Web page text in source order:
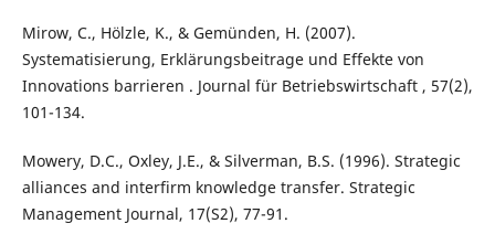
Mirow, C., Hölzle, K., & Gemünden, H. (2007).
Systematisierung, Erklärungsbeitrage und Effekte von
Innovations barrieren . Journal für Betriebswirtschaft , 57(2),
101-134.
Mowery, D.C., Oxley, J.E., & Silverman, B.S. (1996). Strategic
alliances and interfirm knowledge transfer. Strategic
Management Journal, 17(S2), 77-91.